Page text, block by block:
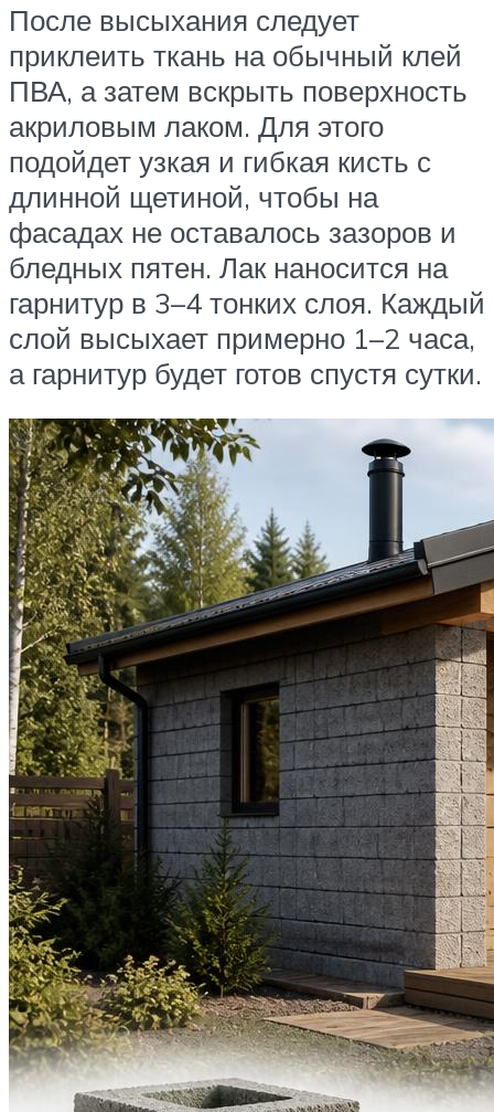
После высыхания следует
приклеить ткань на обычный клей
ПВА, а затем вскрыть поверхность
акриловым лаком. Для этого
подойдет узкая и гибкая кисть с
длинной щетиной, чтобы на
фасадах не оставалось зазоров и
бледных пятен. Лак наносится на
гарнитур в 3–4 тонких слоя. Каждый
слой высыхает примерно 1–2 часа,
а гарнитур будет готов спустя сутки.